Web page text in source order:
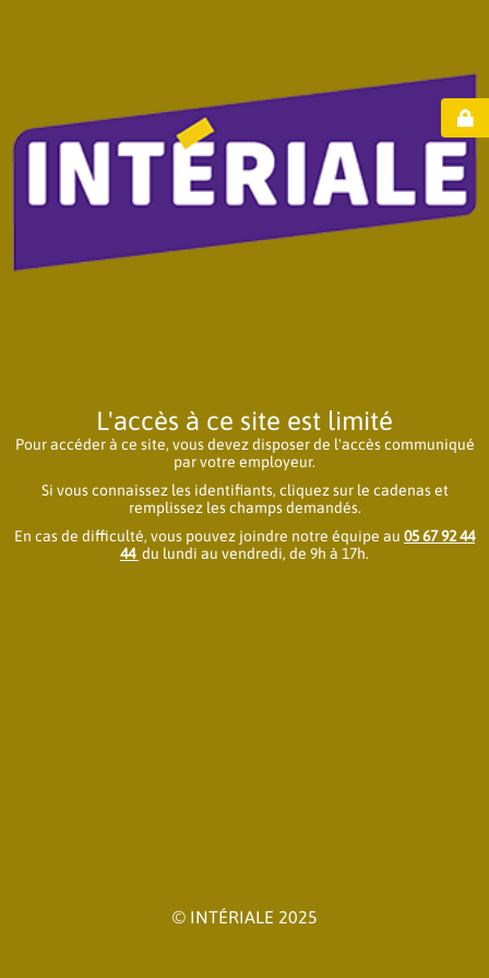
L'accès à ce site est limité
Pour accéder à ce site, vous devez disposer de l'accès communiqué
par votre employeur.
Si vous connaissez les identifiants, cliquez sur le cadenas et
remplissez les champs demandés.
En cas de difficulté, vous pouvez joindre notre équipe au 05 67 92 44
44 du lundi au vendredi, de 9h à 17h.
© INTÉRIALE 2025